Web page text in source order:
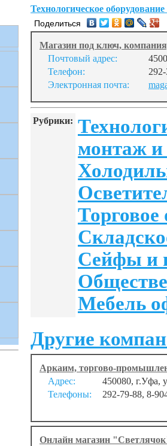
Технологическое
Поделиться
Магазин под ключ,
Почтовый адрес:
Телефон:
Электронная почта:
Рубрики:
монтаж и
Торговое
Сейфы и
Мебель
Другие
Аркаим, торгово-
Адрес:
450080, г.Уфа,
Телефоны:
292-79-88, 8-
Онлайн магазин